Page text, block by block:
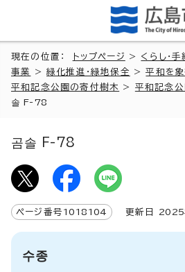
現在の位置： トップページ > くらし・手
事業
>緑化推進・緑地保全 >平和を象
平和記念公園の寄付樹木
> 平和記念公
솔 F-78
곰솔 F-78
ページ番号 1018104 更新日 2025
수종